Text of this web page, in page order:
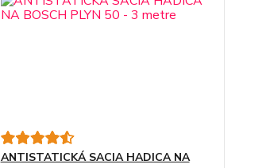
ANTISTATICKÁ SACIA HADICA NA